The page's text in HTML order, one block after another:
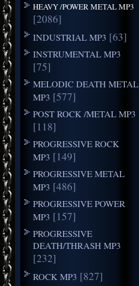
HEAVY /POWER METAL MP3
[2086]
INDUSTRIAL MP3 [63]
INSTRUMENTAL MP3
[75]
MELODIC DEATH METAL
MP3 [577]
POST ROCK /METAL MP3
[118]
PROGRESSIVE ROCK
MP3 [149]
PROGRESSIVE METAL
MP3 [486]
PROGRESSIVE POWER
MP3 [157]
PROGRESSIVE
DEATH/THRASH MP3
[232]
ROCK MP3 [827]